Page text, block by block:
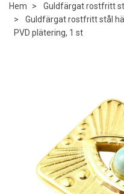
Hem Guldfärgat rostfritt
Guldfärgat rostfritt stål
PVD plätering, 1 st